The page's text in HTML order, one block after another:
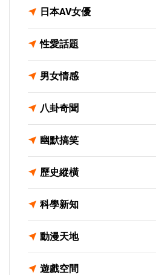
日本AV女優
性愛話題
男女情感
八卦奇聞
幽默搞笑
歷史縱橫
科學新知
動漫天地
遊戲空間